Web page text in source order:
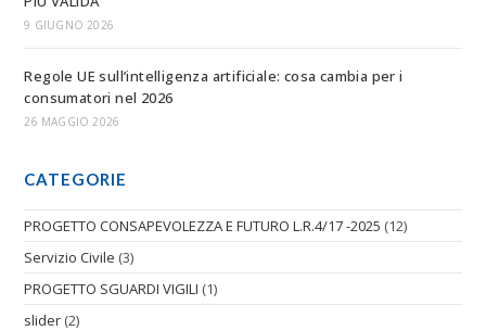
9 GIUGNO 2026
Regole UE sull’intelligenza artificiale: cosa cambia per i
consumatori nel 2026
26 MAGGIO 2026
CATEGORIE
PROGETTO CONSAPEVOLEZZA E FUTURO L.R.4/17 -2025 (12)
Servizio Civile (3)
PROGETTO SGUARDI VIGILI (1)
slider (2)